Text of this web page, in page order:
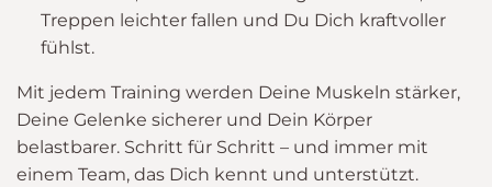
Treppen leichter fallen und Du Dich kraftvoller
fühlst.
Mit jedem Training werden Deine Muskeln stärker,
Deine Gelenke sicherer und Dein Körper
belastbarer. Schritt für Schritt – und immer mit
einem Team, das Dich kennt und unterstützt.